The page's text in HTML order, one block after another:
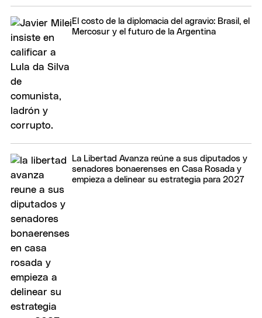
El costo de la diplomacia del agravio: Brasil, el
Mercosur y el futuro de la Argentina
La Libertad Avanza reúne a sus diputados y
senadores bonaerenses en Casa Rosada y
empieza a delinear su estrategia para 2027